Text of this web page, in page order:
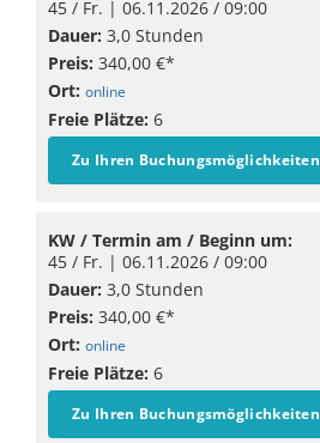
45 / Fr. | 06.11.2026 / 09:00
Dauer: 3,0 Stunden
Preis: 340,00 €*
Ort: online
Freie Plätze: 6
Zu Ihren Buchungsmöglichkeiten
KW / Termin am / Beginn um:
45 / Fr. | 06.11.2026 / 09:00
Dauer: 3,0 Stunden
Preis: 340,00 €*
Ort: online
Freie Plätze: 6
Zu Ihren Buchungsmöglichkeiten